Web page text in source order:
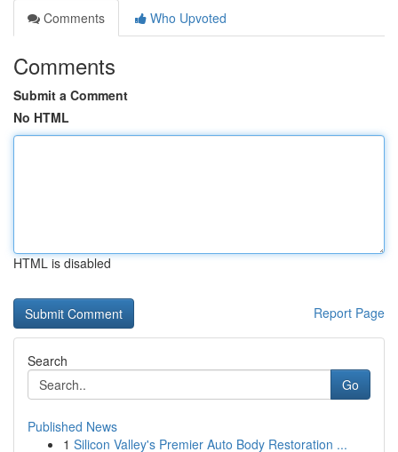
Comments
Who Upvoted
Comments
Submit a Comment
No HTML
HTML is disabled
Report Page
Search
Go
Published News
1 Silicon Valley's Premier Auto Body Restoration ...